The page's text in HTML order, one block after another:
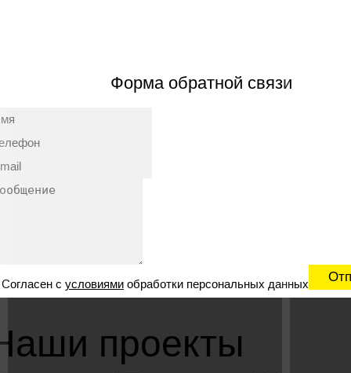
Форма обратной связи
с условиями обработки персональных данных
проекты